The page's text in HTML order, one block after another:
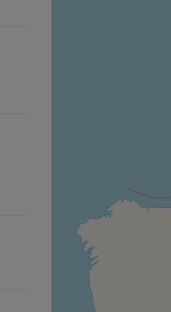
Lave-linge
Téléviseur
Antimoustique